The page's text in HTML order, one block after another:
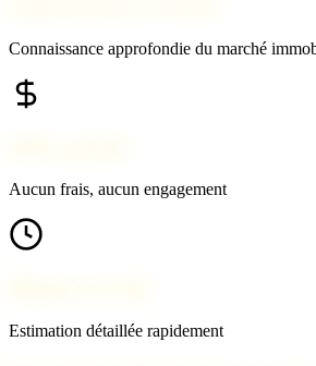
Connaissance approfondie du marché
Aucun frais, aucun engagement
Estimation détaillée rapidement